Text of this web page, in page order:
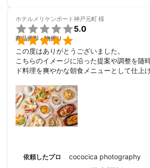
必ずやご満足の頂けるお写真をご提供させて
どうぞよろしくお願い申し上げます。
ホテルメリケンポート神戸元町 様


5.0
商品撮影・物撮り
この度はありがとうございました。
こちらのイメージに沿った提案や調整を随
ド料理を爽やかな朝食メニューとして仕上
またの機会があればぜひお願いしようと思
依頼したプロ cococica photography